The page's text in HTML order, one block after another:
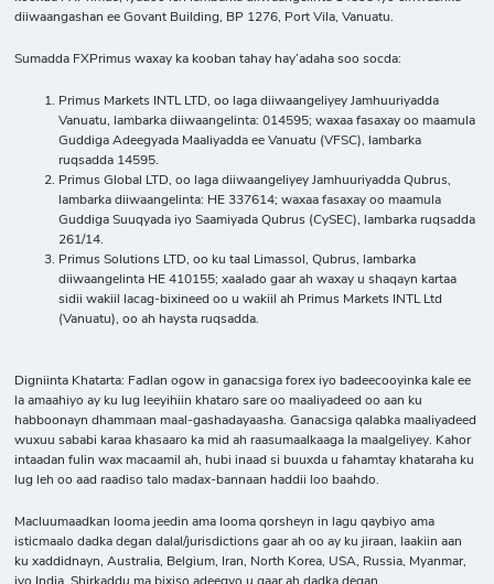
diiwaangashan ee Govant Building, BP 1276, Port Vila, Vanuatu.
Sumadda FXPrimus waxay ka kooban tahay hay’adaha soo socda:
Primus Markets INTL LTD, oo laga diiwaangeliyey Jamhuuriyadda
Vanuatu, lambarka diiwaangelinta: 014595; waxaa fasaxay oo maamula
Guddiga Adeegyada Maaliyadda ee Vanuatu (VFSC), lambarka
ruqsadda 14595.
Primus Global LTD, oo laga diiwaangeliyey Jamhuuriyadda Qubrus,
lambarka diiwaangelinta: HE 337614; waxaa fasaxay oo maamula
Guddiga Suuqyada iyo Saamiyada Qubrus (CySEC), lambarka ruqsadda
261/14.
Primus Solutions LTD, oo ku taal Limassol, Qubrus, lambarka
diiwaangelinta HE 410155; xaalado gaar ah waxay u shaqayn kartaa
sidii wakiil lacag-bixineed oo u wakiil ah Primus Markets INTL Ltd
(Vanuatu), oo ah haysta ruqsadda.
Digniinta Khatarta: Fadlan ogow in ganacsiga forex iyo badeecooyinka kale ee
la amaahiyo ay ku lug leeyihiin khataro sare oo maaliyadeed oo aan ku
habboonayn dhammaan maal-gashadayaasha. Ganacsiga qalabka maaliyadeed
wuxuu sababi karaa khasaaro ka mid ah raasumaalkaaga la maalgeliyey. Kahor
intaadan fulin wax macaamil ah, hubi inaad si buuxda u fahamtay khataraha ku
lug leh oo aad raadiso talo madax-bannaan haddii loo baahdo.
Macluumaadkan looma jeedin ama looma qorsheyn in lagu qaybiyo ama
isticmaalo dadka degan dalal/jurisdictions gaar ah oo ay ku jiraan, laakiin aan
ku xaddidnayn, Australia, Belgium, Iran, North Korea, USA, Russia, Myanmar,